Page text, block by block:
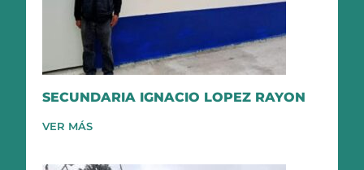
SECUNDARIA IGNACIO LOPEZ RAYON
VER MÁS